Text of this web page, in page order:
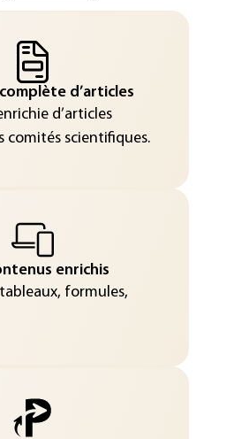
d’articles
d’articles
comités scientifiques.
enrichis
formules,